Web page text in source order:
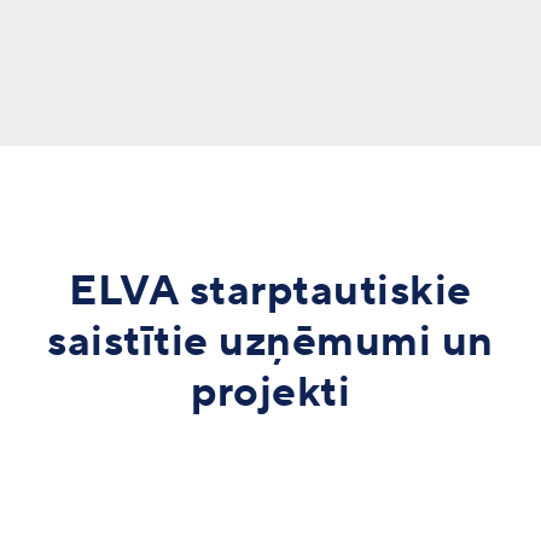
ELVA starptautiskie
saistītie uzņēmumi un
projekti